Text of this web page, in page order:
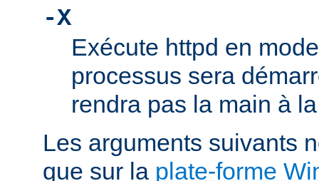
-X
Exécute httpd en
processus sera
rendra pas la main à
Les arguments suivants
que sur la plate-forme